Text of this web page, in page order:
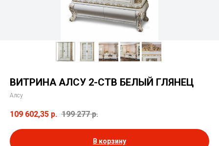
ВИТРИНА АЛСУ 2-СТВ БЕЛЫЙ ГЛЯНЕЦ
Алсу
109 602,35 р. 199 277 р.
В корзину